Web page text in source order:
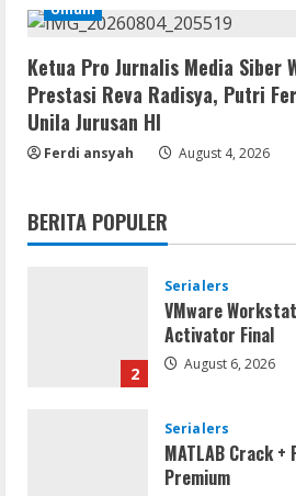
Umum
Ketua Pro Jurnalis Media Siber
Prestasi Reva Radisya, Putri
Unila Jurusan HI
Ferdi ansyah August 4, 2026
BERITA POPULER
5
Assassin’s Creed
Deluxe Edition
for Desktop
August 6, 2026
1
Serialers
MATLAB R2024b
2
Serialers
VMware
Activator Final
August 6, 2026
Serialers
MATLAB Crack
Premium